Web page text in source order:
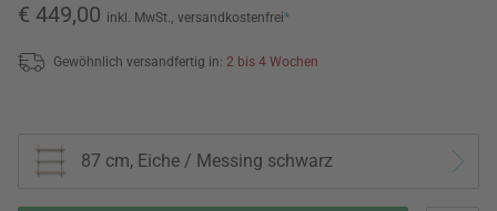
€ 449,00 inkl. MwSt., versandkostenfrei*
Gewöhnlich versandfertig in: 2 bis 4 Wochen
87 cm, Eiche / Messing schwarz